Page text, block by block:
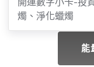
燭、淨化蠟燭
能